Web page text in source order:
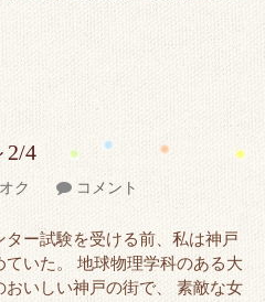
2/4
ク コメント
ター試験を受ける前、私は神戸
いた。 地球物理学科のある大
いしい神戸の街で、 素敵な女